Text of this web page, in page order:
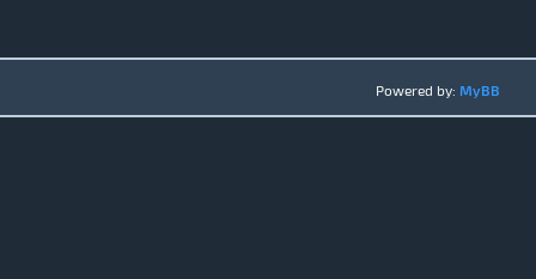
Powered by: MyBB